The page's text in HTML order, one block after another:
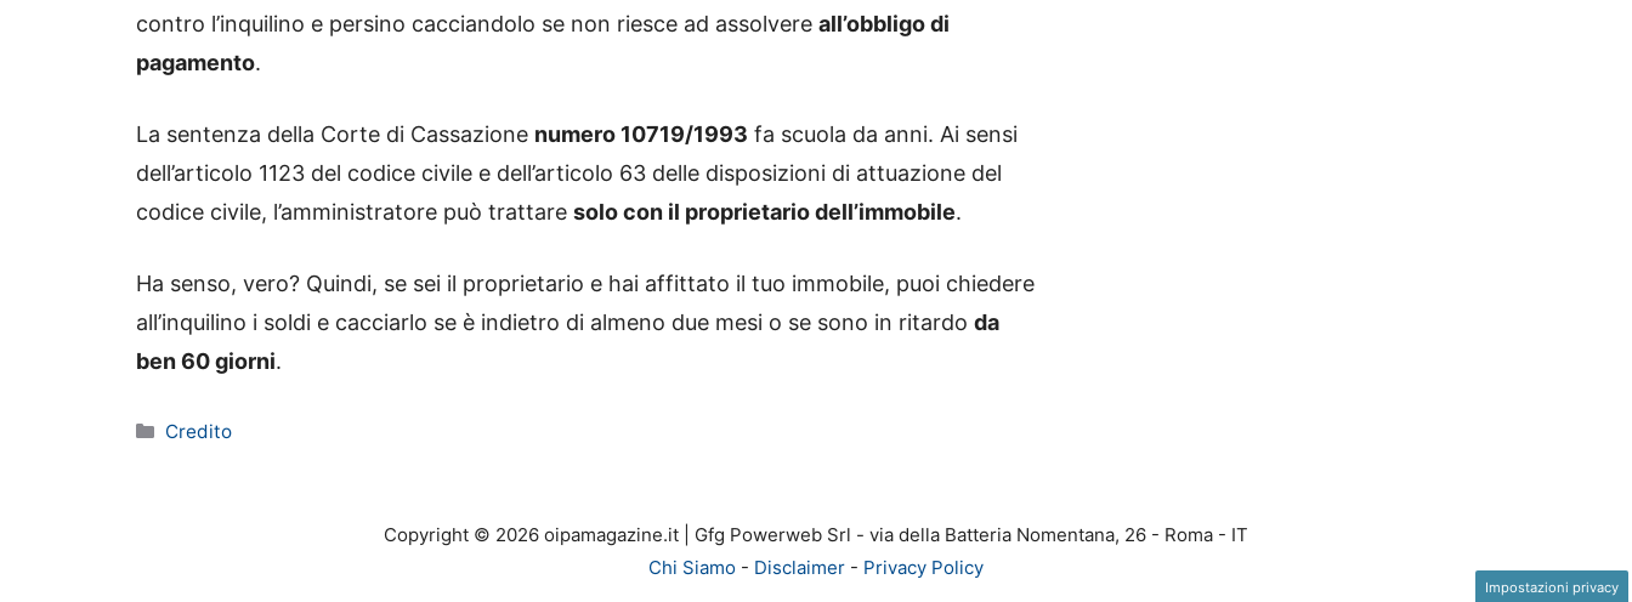
contro l’inquilino e persino cacciandolo se non riesce ad assolvere all’obbligo di
pagamento.
La sentenza della Corte di Cassazione numero 10719/1993 fa scuola da anni. Ai sensi
dell’articolo 1123 del codice civile e dell’articolo 63 delle disposizioni di attuazione del
codice civile, l’amministratore può trattare solo con il proprietario dell’immobile.
Ha senso, vero? Quindi, se sei il proprietario e hai affittato il tuo immobile, puoi chiedere
all’inquilino i soldi e cacciarlo se è indietro di almeno due mesi o se sono in ritardo da
ben 60 giorni.
Categorie
Credito
Copyright © 2026 oipamagazine.it | Gfg Powerweb Srl - via della Batteria Nomentana, 26 - Roma - IT
Chi Siamo - Disclaimer - Privacy Policy
Impostazioni privacy